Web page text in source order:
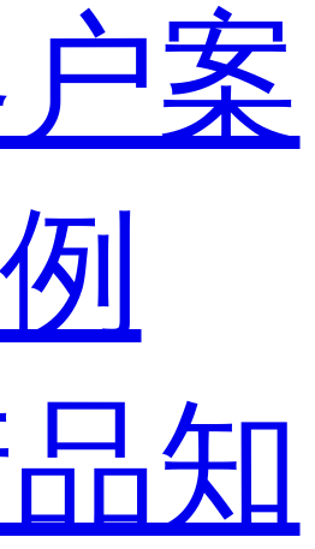
案
例
知